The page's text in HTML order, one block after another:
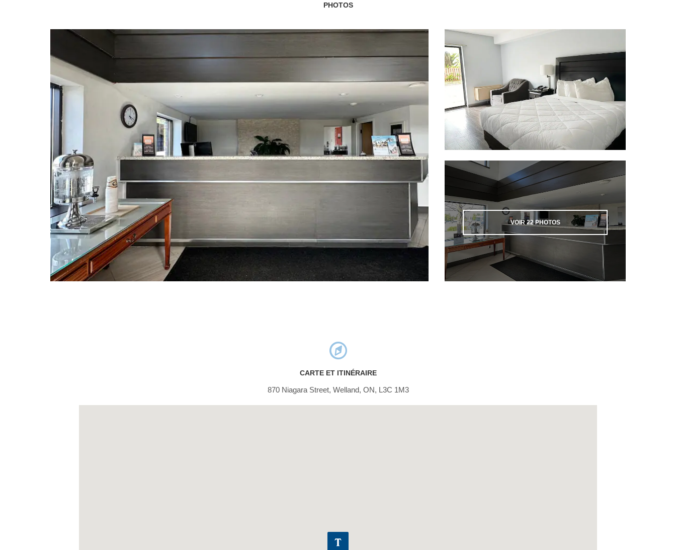
PHOTOS
VOIR 22PHOTOS
CARTE ET ITINÉRAIRE
870 Niagara Street, Welland, ON, L3C 1M3